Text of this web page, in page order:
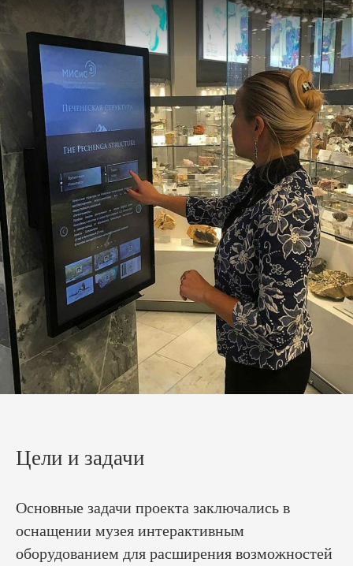
Цели и задачи
Основные задачи проекта заключались в
оснащении музея интерактивным
оборудованием для расширения возможностей